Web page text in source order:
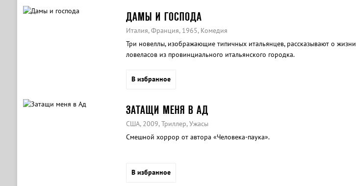
ДАМЫ И ГОСПОДА
Италия, Франция, 1965, Комедия
Три новеллы, изображающие типичных итальянцев, рассказывают о жизни
ловеласов из провинциального итальянского городка.
В избранное
ЗАТАЩИ МЕНЯ В АД
США, 2009, Триллер, Ужасы
Смешной хоррор от автора «Человека-паука».
В избранное